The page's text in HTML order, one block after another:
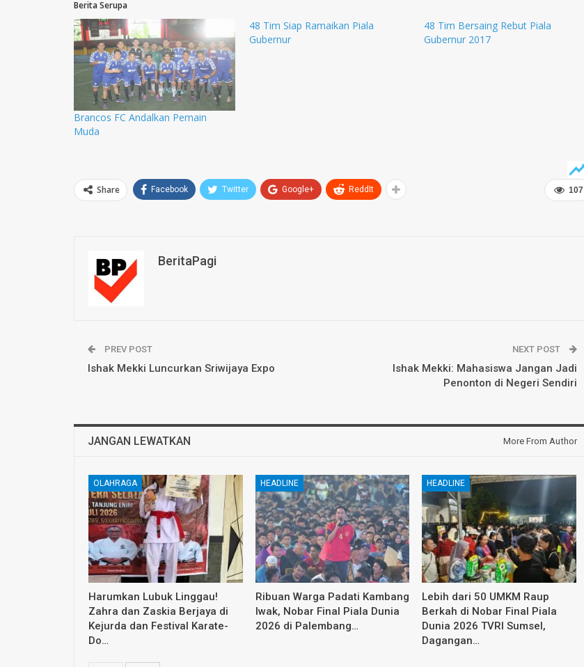
Berita Serupa
Brancos FC Andalkan Pemain
Muda
48 Tim Siap Ramaikan Piala
Gubernur
48 Tim Bersaing Rebut Piala
Gubernur 2017
107
Share Facebook Twitter Google+ ReddIt
BeritaPagi
PREV POST
Ishak Mekki Luncurkan Sriwijaya Expo
NEXT POST
Ishak Mekki: Mahasiswa Jangan Jadi
Penonton di Negeri Sendiri
JANGAN LEWATKAN More From Author
OLAHRAGA
Harumkan Lubuk Linggau!
Zahra dan Zaskia Berjaya di
Kejurda dan Festival Karate-
Do…
HEADLINE
Ribuan Warga Padati Kambang
Iwak, Nobar Final Piala Dunia
2026 di Palembang…
HEADLINE
Lebih dari 50 UMKM Raup
Berkah di Nobar Final Piala
Dunia 2026 TVRI Sumsel,
Dagangan…